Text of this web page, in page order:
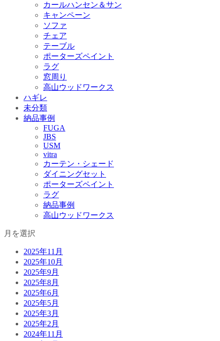
カールハンセン＆サン
キャンペーン
ソファ
チェア
テーブル
ポーターズペイント
ラグ
窓周り
高山ウッドワークス
ハギレ
未分類
納品事例
FUGA
JBS
USM
vitra
カーテン・シェード
ダイニングセット
ポーターズペイント
ラグ
納品事例
高山ウッドワークス
月を選択
2025年11月
2025年10月
2025年9月
2025年8月
2025年6月
2025年5月
2025年3月
2025年2月
2024年11月